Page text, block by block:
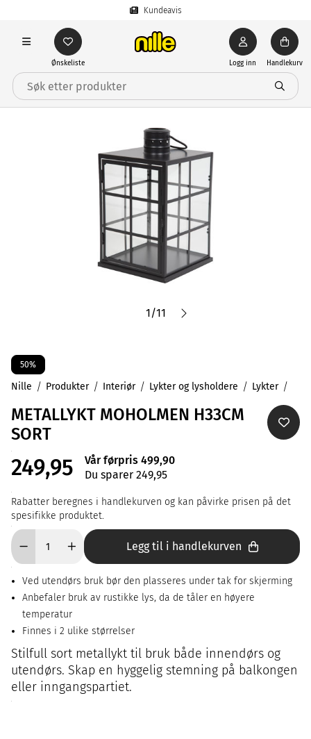
Kundeavis
Ønskeliste Logg inn Handlekurv
1/11
50%
Nille Produkter Interiør Lykter og lysholdere Lykter
METALLYKT MOHOLMEN H33CM
SORT
249,95
Vår førpris 499,90
Du sparer 249,95
Rabatter beregnes i handlekurven og kan påvirke prisen på det
spesifikke produktet.
Legg til i handlekurven
Ved utendørs bruk bør den plasseres under tak for skjerming
Anbefaler bruk av rustikke lys, da de tåler en høyere
temperatur
Finnes i 2 ulike størrelser
Stilfull sort metallykt til bruk både innendørs og
utendørs. Skap en hyggelig stemning på balkongen
eller inngangspartiet.